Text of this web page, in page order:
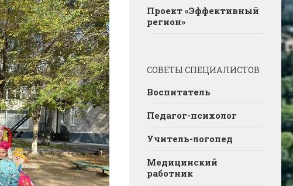
Проект «Эффективный
регион»
СОВЕТЫ СПЕЦИАЛИСТОВ
Воспитатель
Педагог-психолог
Учитель-логопед
Медицинский
работник